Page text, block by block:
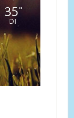
35°
DI